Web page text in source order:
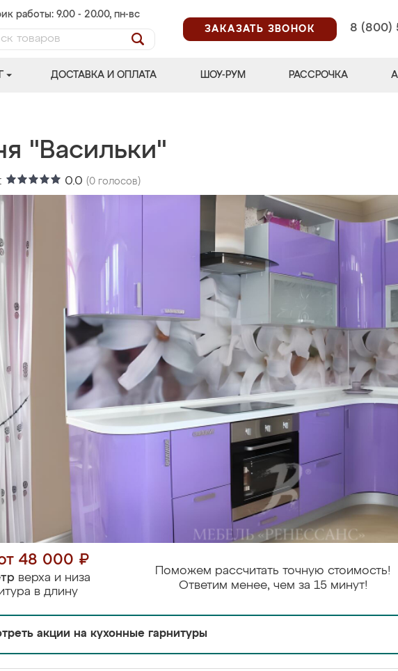
работы: 9.00 - 20.00, пн-вс
ЗАКАЗАТЬ ЗВОНОК
8 (800)
ДОСТАВКА И ОПЛАТА ШОУ-РУМ РАССРОЧКА
"Васильки"
0.0 (0 голосов)
48 000 ₽
верха и низа
в длину
Поможем рассчитать точную стоимость!
Ответим менее, чем за 15 минут!
акции на кухонные гарнитуры